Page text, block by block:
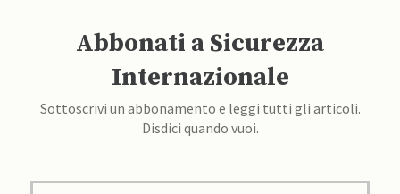
Abbonati a Sicurezza
Internazionale
Sottoscrivi un abbonamento e leggi tutti gli articoli.
Disdici quando vuoi.